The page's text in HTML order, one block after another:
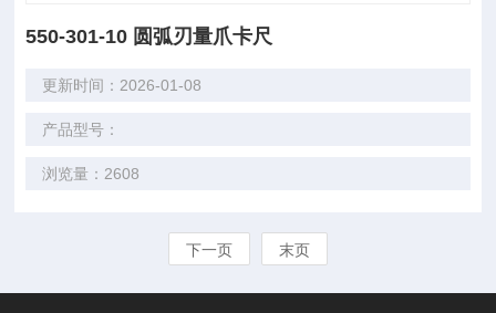
550-301-10 圆弧刃量爪卡尺
更新时间：2026-01-08
产品型号：
浏览量：2608
下一页 末页